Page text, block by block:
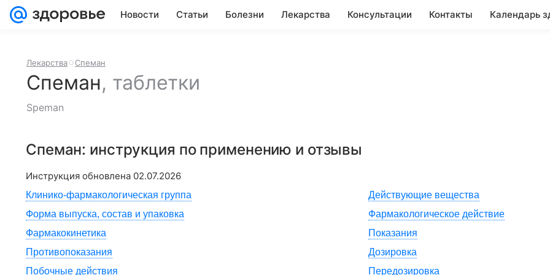
Новости Статьи Болезни Лекарства Консультации Контакты Календарь
Лекарства Спеман
Спеман, таблетки
Speman
Спеман: инструкция по применению и отзывы
Инструкция обновлена 02.07.2026
Клинико-фармакологическая группа
Действующие вещества
Форма выпуска, состав и упаковка
Фармакологическое действие
Фармакокинетика
Показания
Противопоказания
Дозировка
Побочные действия
Передозировка